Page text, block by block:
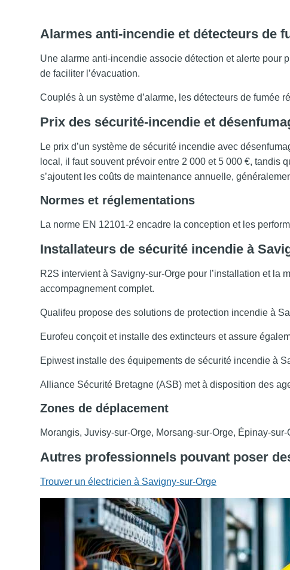
Alarmes anti-incendie et détecteurs de
Une alarme anti-incendie associe détection et alerte pour
de faciliter l’évacuation.
Couplés à un système d’alarme, les détecteurs de fumée
Prix des sécurité-incendie et
Le prix d’un système de sécurité incendie avec
local, il faut souvent prévoir entre 2 000 et 5 000 €, tandis
s’ajoutent les coûts de maintenance annuelle,
Normes et réglementations
La norme EN 12101-2 encadre la conception et les
Installateurs de sécurité incendie à
R2S intervient à Savigny-sur-Orge pour l’installation et la
accompagnement complet.
Qualifeu propose des solutions de protection incendie à
Eurofeu conçoit et installe des extincteurs et assure
Epiwest installe des équipements de sécurité incendie à
Alliance Sécurité Bretagne (ASB) met à disposition des
Zones de déplacement
Morangis, Juvisy-sur-Orge, Morsang-sur-Orge, Épinay-
Autres professionnels pouvant poser
Trouver un électricien à Savigny-sur-Orge